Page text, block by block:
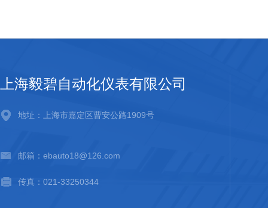
上海毅碧自动化仪表有限公司
地址：上海市嘉定区曹安公路1909号
邮箱：ebauto18@126.com
传真：021-33250344